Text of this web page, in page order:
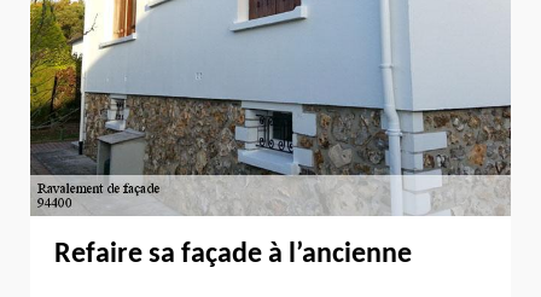
Refaire sa façade à l’ancienne